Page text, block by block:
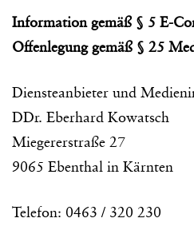
Information gemäß § 5 E-
Offenlegung gemäß § 25
Diensteanbieter und
DDr. Eberhard Kowatsch
Miegererstraße 27
9065 Ebenthal in Kärnten
Telefon: 0463 / 320 230